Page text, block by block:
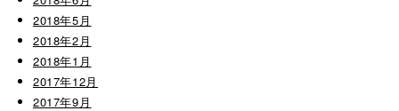
2018年5月
2018年2月
2018年1月
2017年12月
2017年9月